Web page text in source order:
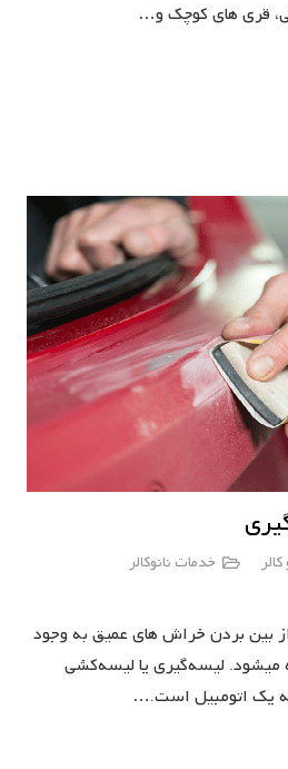
قری های کوچک و…
کالر
خدمات نانوکالر
بین بردن خراش های عمیق به وجود
لیسه‌گیری یا لیسه‌کشی
یک اتومبیل است.…